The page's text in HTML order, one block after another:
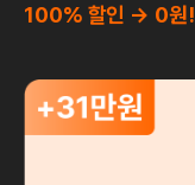
100% 할인 → 0원!